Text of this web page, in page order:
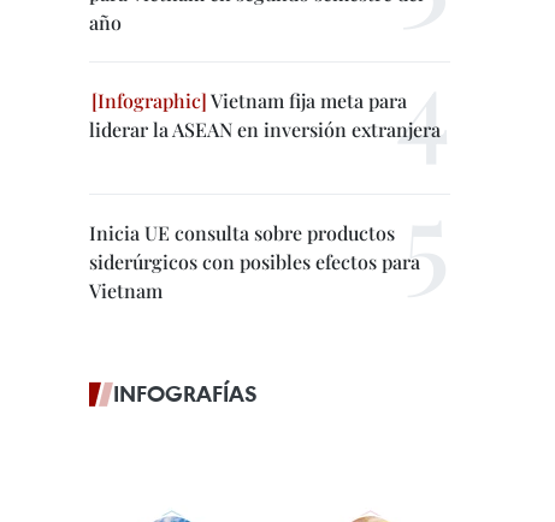
año
Vietnam fija meta para
liderar la ASEAN en inversión extranjera
Inicia UE consulta sobre productos
siderúrgicos con posibles efectos para
Vietnam
INFOGRAFÍAS